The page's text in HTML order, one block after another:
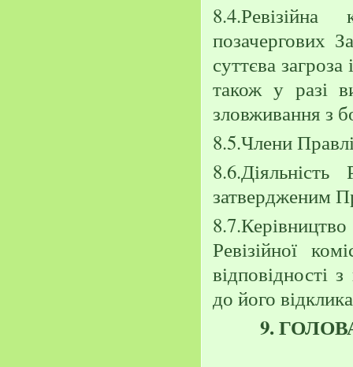
позачергових
суттєва загроза
також у разі
зловживання з
8.5.Члени
8.6.Діяльність
затвердженим
Ревізійної
відповідності
до його
9.